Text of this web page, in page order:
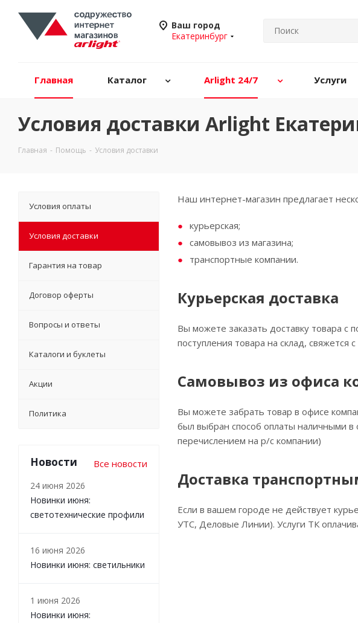
Ваш город
Екатеринбург
Главная Каталог Arlight 24/7 Услуги
Условия доставки Arlight
Главная - Помощь - Условия доставки
Наш интернет-магазин предлагает
курьерская;
самовывоз из магазина;
транспортные компании.
Курьерская доставка
Вы можете заказать доставку товара с
поступления товара на склад,
Самовывоз из офиса
Вы можете забрать товар в офисе
был выбран способ оплаты наличными
перечислением на р/с компании)
Доставка
Если в вашем городе не действует
УТС, Деловые Линии). Услуги ТК
Условия оплаты
Условия доставки
Гарантия на товар
Договор оферты
Вопросы и ответы
Каталоги и буклеты
Акции
Политика
Новости Все новости
24 июня 2026
Новинки июня:
светотехнические профили
16 июня 2026
Новинки июня: светильники
1 июня 2026
Новинки июня: